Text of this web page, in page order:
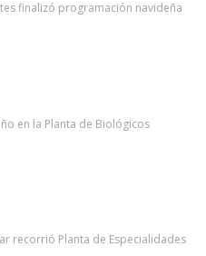
finalizó programación navideña
en la Planta de Biológicos
recorrió Planta de Especialidades